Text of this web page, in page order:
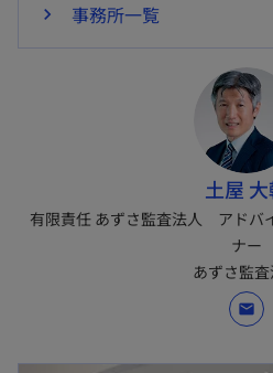
事務所一覧
土屋
有限責任 あずさ監査法人 アド
ナー
あずさ監
mail